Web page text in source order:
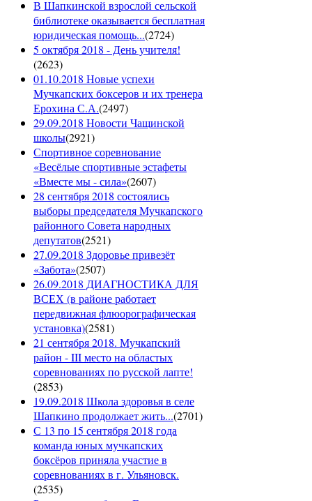
В Шапкинской взрослой сельской
библиотеке оказывается бесплатная
юридическая помощь...(2724)
5 октября 2018 - День учителя!
(2623)
01.10.2018 Новые успехи
Мучкапских боксеров и их тренера
Ерохина С.А.(2497)
29.09.2018 Новости Чащинской
школы(2921)
Спортивное соревнование
«Весёлые спортивные эстафеты
«Вместе мы - сила»(2607)
28 сентября 2018 состоялись
выборы председателя Мучкапского
районного Совета народных
депутатов(2521)
27.09.2018 Здоровье привезёт
«Забота»(2507)
26.09.2018 ДИАГНОСТИКА ДЛЯ
ВСЕХ (в районе работает
передвижная флюорографическая
установка)(2581)
21 сентября 2018. Мучкапский
район - III место на областых
соревнованиях по русской лапте!
(2853)
19.09.2018 Школа здоровья в селе
Шапкино продолжает жить...(2701)
С 13 по 15 сентября 2018 года
команда юных мучкапских
боксёров приняла участие в
соревнованиях в г. Ульяновск.
(2535)